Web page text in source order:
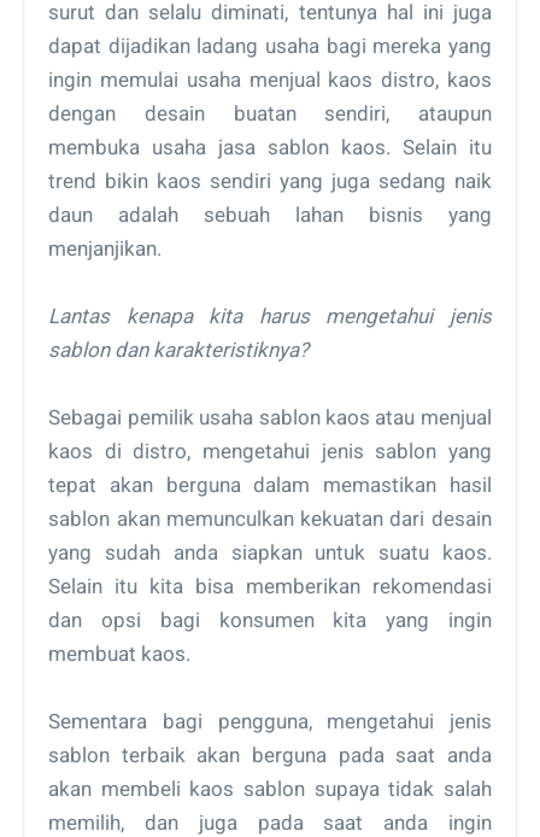
surut dan selalu diminati, tentunya hal ini juga
dapat dijadikan ladang usaha bagi mereka yang
ingin memulai usaha menjual kaos distro, kaos
dengan desain buatan sendiri, ataupun
membuka usaha jasa sablon kaos. Selain itu
trend bikin kaos sendiri yang juga sedang naik
daun adalah sebuah lahan bisnis yang
menjanjikan.
Lantas kenapa kita harus mengetahui jenis
sablon dan karakteristiknya?
Sebagai pemilik usaha sablon kaos atau menjual
kaos di distro, mengetahui jenis sablon yang
tepat akan berguna dalam memastikan hasil
sablon akan memunculkan kekuatan dari desain
yang sudah anda siapkan untuk suatu kaos.
Selain itu kita bisa memberikan rekomendasi
dan opsi bagi konsumen kita yang ingin
membuat kaos.
Sementara bagi pengguna, mengetahui jenis
sablon terbaik akan berguna pada saat anda
akan membeli kaos sablon supaya tidak salah
memilih, dan juga pada saat anda ingin